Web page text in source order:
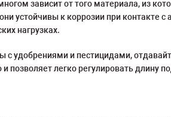
зависит от того материала, из
устойчивы к коррозии при контакте
нагрузках.
с удобрениями и пестицидами,
легко регулировать длину